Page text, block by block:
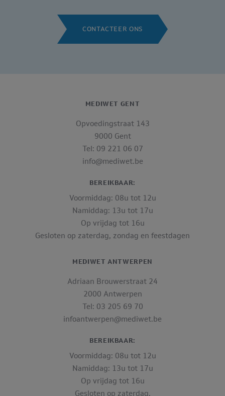
CONTACTEER ONS
MEDIWET GENT
Opvoedingstraat 143
9000 Gent
Tel: 09 221 06 07
info@mediwet.be
BEREIKBAAR:
Voormiddag: 08u tot 12u
Namiddag: 13u tot 17u
Op vrijdag tot 16u
Gesloten op zaterdag, zondag en feestdagen
MEDIWET ANTWERPEN
Adriaan Brouwerstraat 24
2000 Antwerpen
Tel: 03 205 69 70
infoantwerpen@mediwet.be
BEREIKBAAR:
Voormiddag: 08u tot 12u
Namiddag: 13u tot 17u
Op vrijdag tot 16u
Gesloten op zaterdag,